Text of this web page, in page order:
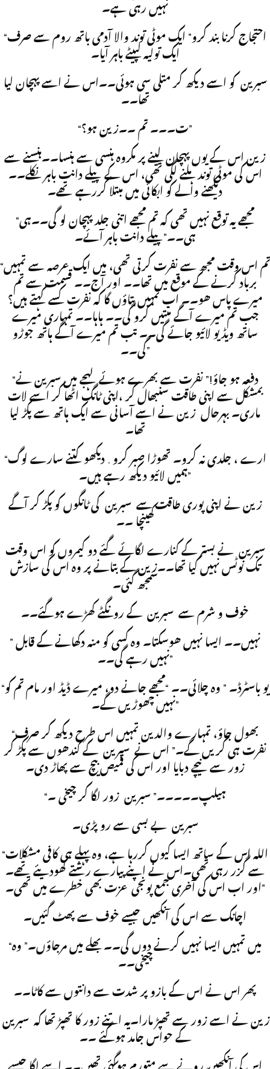
نہیں رہی ہے۔
“احتجاج کرنا بند کرو” ایک موٹی توند والا آدمی باتھ روم سے صرف
ایک تولیہ لپیٹے باہر آیا۔
سبرین کو اسے دیکھ کر متلی سی ہوئی۔۔اس نے اسے پہچان لیا
تھا۔۔
“ت۔۔۔ تم ۔۔زین ہو؟”
زین اس کے یوں پہچان لینے پر مکروہ ہنسی سے ہنسا۔۔ہنسنے سے
اس کی موٹی توند ہلنے لگی تھی، اس کے پیلے دانت باہر نکلے۔۔
دیکھنے والے کو ابکائی میں مبتلا کررہے تھے۔
“مجھے یہ توقع نہیں تھی کہ تم مجھے اتنی جلد پہچان لو گی۔۔ہی
ہی۔۔”پیلے دانت باہر آئے۔
“تم اس وقت مجھ سے نفرت کرتی تھی، میں ایک عرصہ سے تمہیں
برباد کرنے کے موقع میں تھا۔۔ اور آج۔۔ قسمت سے تم
میرے پاس ھو۔۔ اب تمہیں بتاؤں گا کہ نفرت کسے کہتے ہیں؟
جب تم میرے آگے منتیں کرو گی۔۔ ہاہا۔۔ تمہاری میرے
ساتھ ویڈیو لائیو جائے گی۔۔ تب تم میرے آگے ہاتھ جوڑو
گی۔۔”
“دفعہ ہو جاؤ!” نفرت سے بھرے ہوئے لہجے میں سبرین نے
بمشکل سے اپنی طاقت سنبھال کر ،اپنی ٹانگ اٹھا کر اسے لات
ماری۔ بہرحال زین نے اسے آسانی سے ایک ہاتھ سے پکڑ لیا
تھا۔
“ارے ، جلدی نہ کرو۔ تھوڑا صبر کرو . دیکھو کتنے سارے لوگ
ہمیں لائیو دیکھ رہے ہیں۔”
زین نے اپنی پوری طاقت سے سبرین کی ٹانگوں کو پکڑ کر آگے
کھینچا ۔۔
سبرین نے بستر کے کنارے لگائے گئے دو کیمروں کو اس وقت
تک نوٹس نہیں کیا تھا۔۔زین کے بتانے پر وہ اس کی سازش
سمجھ گئی۔
خوف و شرم سے سبرین کے رونگٹے کھڑے ہوگئے۔۔
” نہیں۔۔ ایسا نہیں ھوسکتا۔ وہ کسی کو منہ دکھانے کے قابل
نہیں رہے گی۔۔”
“یو باسٹرڈ۔ ” وہ چلائی۔۔ “مجھے جانے دو، میرے ڈیڈ اور مام تم کو
نہیں چھوڑیں گے۔”
“بھول جاؤ، تمہارے والدین تمہیں اس طرح دیکھ کر صرف
نفرت ہی کریں گے۔” اس نے سبرین کے کندھوں سے پکڑ کر
زور سے نیچے دبایا اور اس کی قمیص بیچ سے پھاڑ دی۔
“ہیلپ۔۔۔۔۔” سبرین زور لگا کر چیخی ۔
سبرین بے بسی سے رو پڑی۔
“اللہ اس کے ساتھ ایسا کیوں کررہا ہے، وہ پہلے ہی کافی مشکلات
سے گزر رہی تھی۔اس نے اپنے پیارے رشتے کھودیئے تھے۔
اور اب اس کی آخری جمع پونجی عزت بھی خطرے میں تھی۔”
اچانک سے اس کی آنکھیں جیسے خوف سے پھٹ گئیں۔
“میں تمہیں ایسا نہیں کرنے دوں گی۔۔ بھلے میں مرجاؤں۔” وہ
چیخی۔۔
پھر اس نے اس کے بازو پر شدت سے دانتوں سے کاٹا۔۔
زین نے اسے زور سے تھپڑ مارا۔یہ اتنے زور کا تھپڑ تھا کہ سبرین
کے حواس جامد ہوگئے ۔۔